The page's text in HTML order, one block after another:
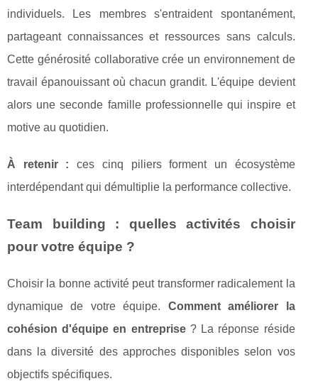
individuels. Les membres s'entraident spontanément,
partageant connaissances et ressources sans calculs.
Cette générosité collaborative crée un environnement de
travail épanouissant où chacun grandit. L'équipe devient
alors une seconde famille professionnelle qui inspire et
motive au quotidien.
À retenir : ces cinq piliers forment un écosystème
interdépendant qui démultiplie la performance collective.
Team building : quelles activités choisir
pour votre équipe ?
Choisir la bonne activité peut transformer radicalement la
dynamique de votre équipe. Comment améliorer la
cohésion d'équipe en entreprise? La réponse réside
dans la diversité des approches disponibles selon vos
objectifs spécifiques.